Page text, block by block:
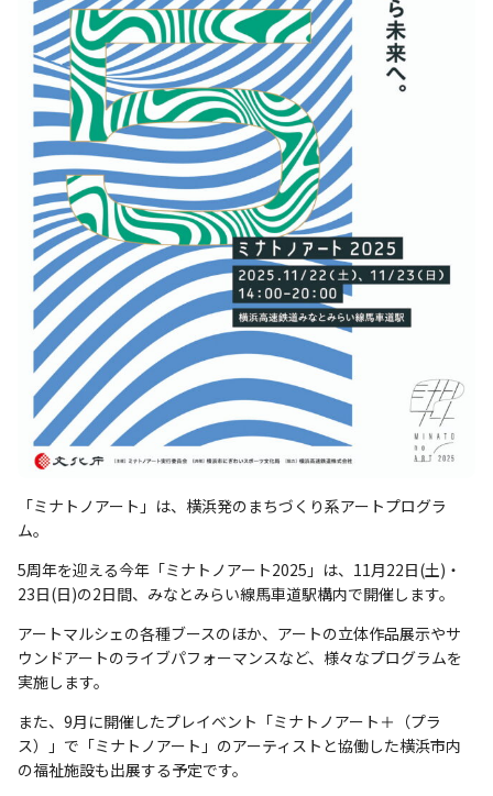
「ミナトノアート」は、横浜発のまちづくり系アートプログラ
ム。
5周年を迎える今年「ミナトノアート2025」は、11月22日(土)・
23日(日)の2日間、みなとみらい線馬車道駅構内で開催します。
アートマルシェの各種ブースのほか、アートの立体作品展示やサ
ウンドアートのライブパフォーマンスなど、様々なプログラムを
実施します。
また、9月に開催したプレイベント「ミナトノアート＋（プラ
ス）」で「ミナトノアート」のアーティストと協働した横浜市内
の福祉施設も出展する予定です。